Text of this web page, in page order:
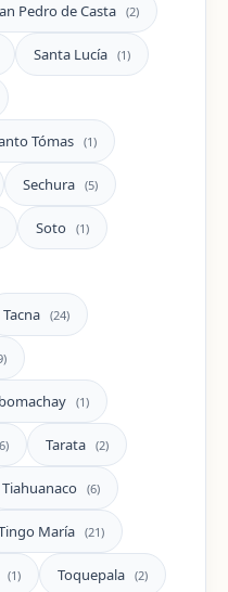
Pedro de Casta (2)
Santa Lucía (1)
Tómas (1)
Sechura (5)
Soto (1)
Tacna (24)
(1)
Tarata (2)
Tiahuanaco (6)
María (21)
(1) Toquepala (2)